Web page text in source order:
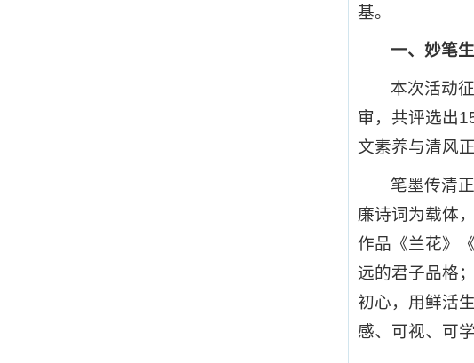
基。
一、妙笔
本次活动
审，共评选出
文素养与清风正
笔墨传清
廉诗词为载体
作品《兰花》
远的君子品格
初心，用鲜活
感、可视、可学